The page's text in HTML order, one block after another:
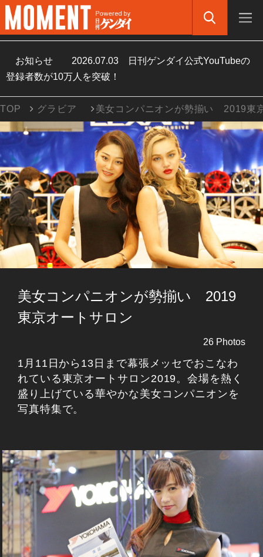
お知らせ 2026.07.03
日刊ゲンダイ公式YouTubeの
登録者数が10万人を突破！
TOP グラビア 美女コンパニオンが勢揃い 2019
美女コンパニオンが勢揃い 2019
東京オートサロン
26 Photos
1月11日から13日まで幕張メッセでおこなわ
れている東京オートサロン2019。会場を熱く
盛り上げている華やかな美女コンパニオンを
写真特集で。